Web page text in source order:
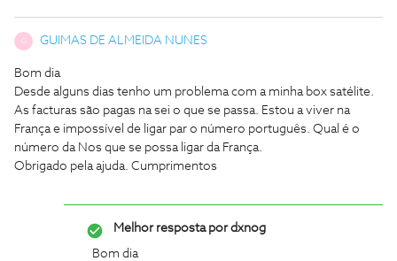
G GUIMAS DE ALMEIDA NUNES
Bom dia
Desde alguns dias tenho um problema com a minha box satélite.
As facturas são pagas na sei o que se passa. Estou a viver na
França e impossível de ligar par o número português. Qual é o
número da Nos que se possa ligar da França.
Obrigado pela ajuda. Cumprimentos
Melhor resposta pordxnog
Bom dia